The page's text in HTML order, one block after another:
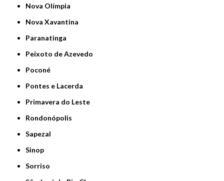
Nova Olímpia
Nova Xavantina
Paranatinga
Peixoto de Azevedo
Poconé
Pontes e Lacerda
Primavera do Leste
Rondonópolis
Sapezal
Sinop
Sorriso